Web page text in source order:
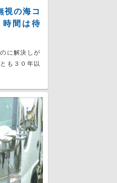
の海コ
間は待
に解決しが
も３０年以